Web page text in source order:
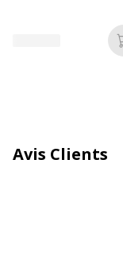
Données
Données
Avis Clients